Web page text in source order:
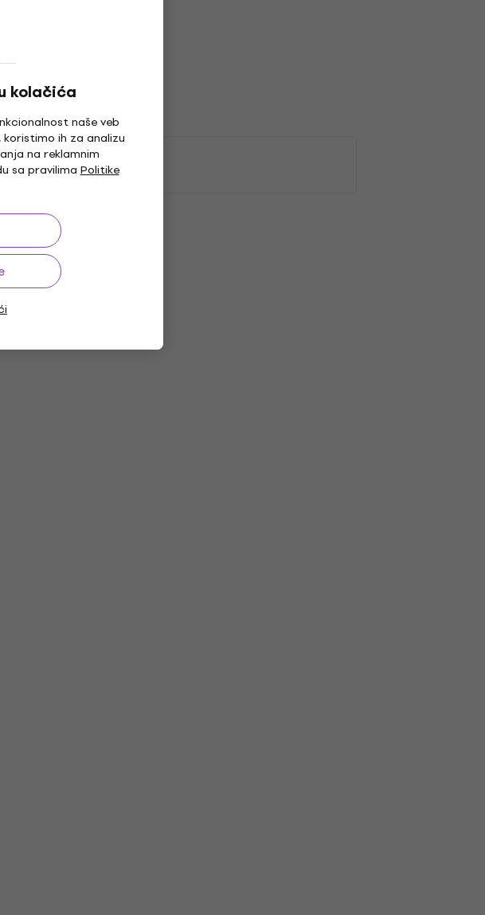
kolačića
naše veb
ih za analizu
na reklamnim
sa pravilima Politike